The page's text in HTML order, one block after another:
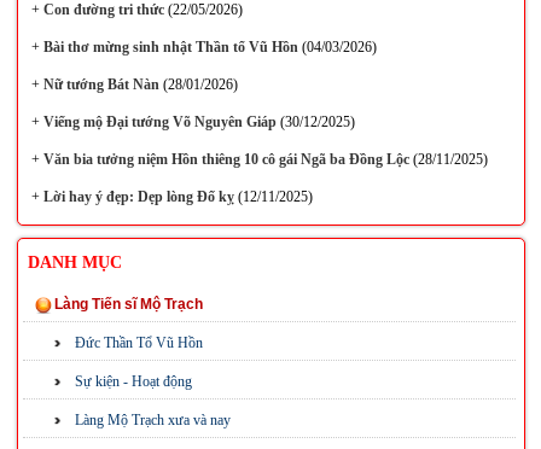
+Con đường tri thức(22/05/2026)
+Bài thơ mừng sinh nhật Thần tổ Vũ Hồn(04/03/2026)
+Nữ tướng Bát Nàn(28/01/2026)
+Viếng mộ Đại tướng Võ Nguyên Giáp(30/12/2025)
+Văn bia tưởng niệm Hồn thiêng 10 cô gái Ngã ba Đồng Lộc(28/11/2025)
+Lời hay ý đẹp: Dẹp lòng Đố kỵ(12/11/2025)
DANH MỤC
Làng Tiến sĩ Mộ Trạch
Đức Thần Tổ Vũ Hồn
Sự kiện - Hoạt động
Làng Mộ Trạch xưa và nay